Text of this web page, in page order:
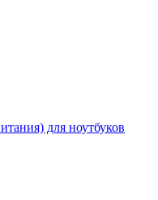
для ноутбуков